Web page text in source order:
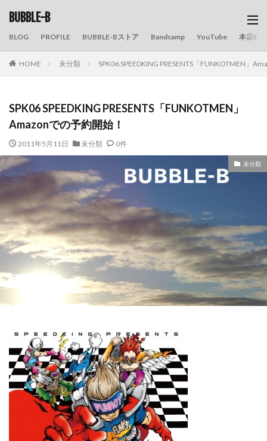
BUBBLE-B
BLOG PROFILE BUBBLE-Bストア Bandcamp YouTube 本店の旅
HOME 未分類 SPK06 SPEEDKING PRESENTS「FUNKOTMEN」
SPK06 SPEEDKING PRESENTS「FUNKOTMEN」
Amazonでの予約開始！
2011年5月11日 未分類 0件
未分類